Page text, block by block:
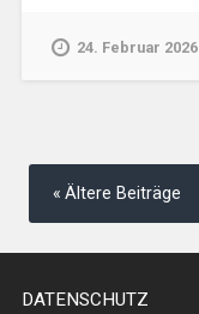
24. Februar 2026
Beitragsnavigation
Ältere Beiträge
DATENSCHUTZ